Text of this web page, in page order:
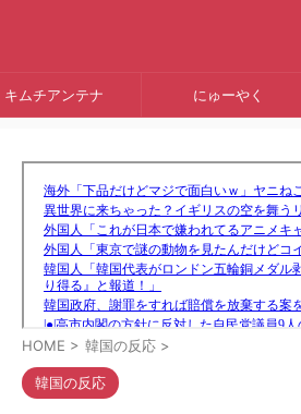
キムチアンテナ にゅーやく
HOME > 韓国の反応 >
韓国の反応